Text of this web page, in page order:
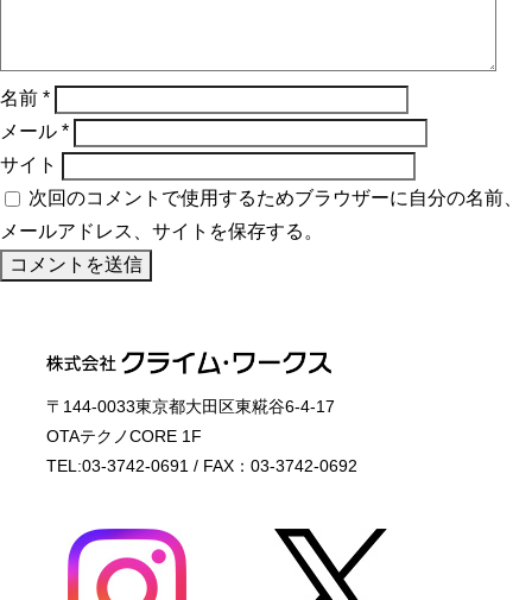
名前 *
メール *
サイト
次回のコメントで使用するためブラウザーに自分の名前、
メールアドレス、サイトを保存する。
〒144-0033東京都大田区東糀谷6-4-17
OTAテクノCORE 1F
TEL:03-3742-0691 / FAX：03-3742-0692